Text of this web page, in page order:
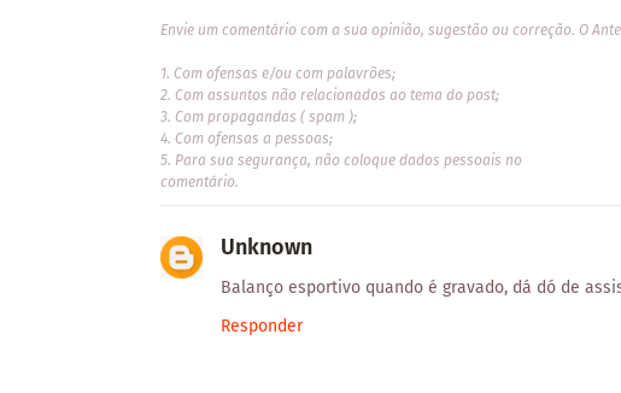
Envie um comentário com a sua opinião, sugestão ou correção. O
1. Com ofensas e/ou com palavrões;
2. Com assuntos não relacionados ao tema do post;
3. Com propagandas ( spam );
4. Com ofensas a pessoas;
5. Para sua segurança, não coloque dados pessoais no
comentário.
Unknown
Balanço esportivo quando é gravado, dá dó de
Responder